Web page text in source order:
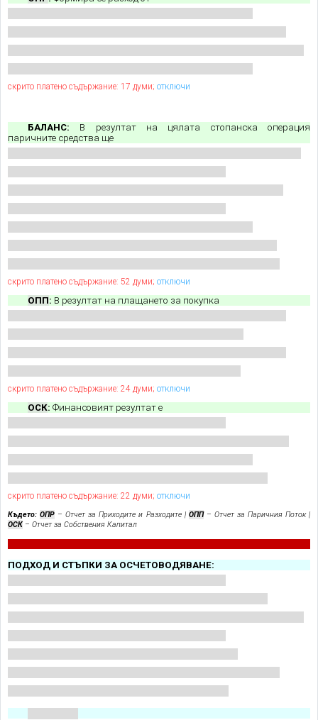
скрито платено съдържание: 17 думи; отключи
БАЛАНС: В резултат на цялата стопанска операция
паричните средства ще
скрито платено съдържание: 52 думи; отключи
ОПП: В резултат на плащането за покупка
скрито платено съдържание: 24 думи; отключи
ОСК: Финансовият резултат е
скрито платено съдържание: 22 думи; отключи
Където:ОПР – Отчет за Приходите и Разходите | ОПП– Отчет за Паричния Поток |
ОСК – Отчет за Собствения Капитал
ПОДХОД И СТЪПКИ ЗА ОСЧЕТОВОДЯВАНЕ: